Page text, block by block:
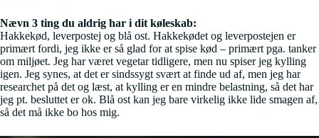
Nævn 3 ting du aldrig har i dit køleskab:
Hakkekød, leverpostej og blå ost. Hakkekødet og leverpostejen er
primært fordi, jeg ikke er så glad for at spise kød – primært pga. tanker
om miljøet. Jeg har været vegetar tidligere, men nu spiser jeg kylling
igen. Jeg synes, at det er sindssygt svært at finde ud af, men jeg har
researchet på det og læst, at kylling er en mindre belastning, så det har
jeg pt. besluttet er ok. Blå ost kan jeg bare virkelig ikke lide smagen af,
så det må ikke bo hos mig.